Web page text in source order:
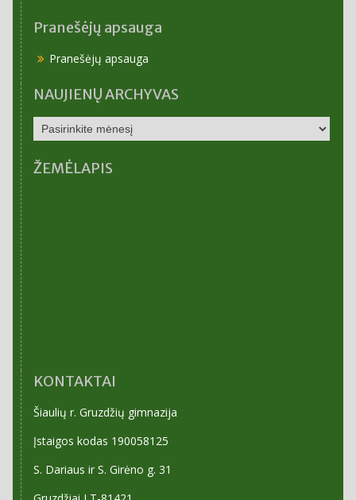
Pranešėjų apsauga
Pranešėjų apsauga
NAUJIENŲ ARCHYVAS
NAUJIENŲ
ARCHYVAS
ŽEMĖLAPIS
KONTAKTAI
Šiaulių r. Gruzdžių gimnazija
Įstaigos kodas 190058125
S. Dariaus ir S. Girėno g. 31